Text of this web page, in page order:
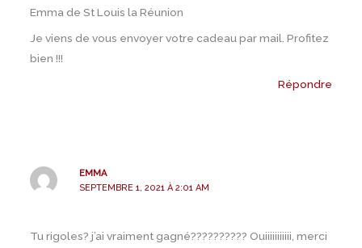
Emma de St Louis la Réunion
Je viens de vous envoyer votre cadeau par mail. Profitez
bien !!!
Répondre
EMMA
SEPTEMBRE 1, 2021 À 2:01 AM
Tu rigoles? j’ai vraiment gagné?????????? Ouiiiiiiiiiii, merci